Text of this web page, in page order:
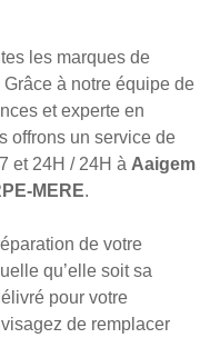
les marques de
à notre équipe de
et experte en
offrons un service de
et 24H / 24H à Aaigem
MERE.
de votre
qu’elle soit sa
pour votre
de remplacer